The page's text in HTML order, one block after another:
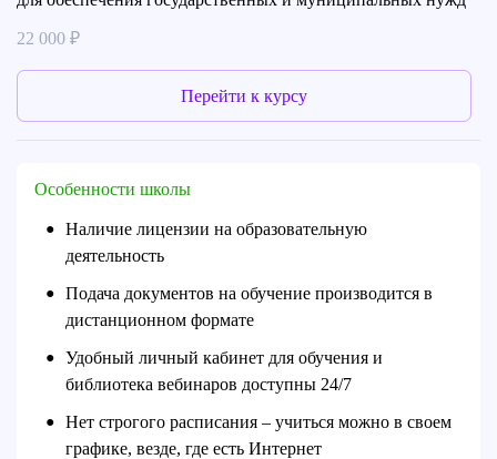
22 000 ₽
Перейти к курсу
Особенности школы
●
Наличие лицензии на образовательную
деятельность
●
Подача документов на обучение производится в
дистанционном формате
●
Удобный личный кабинет для обучения и
библиотека вебинаров доступны 24/7
●
Нет строгого расписания – учиться можно в своем
графике, везде, где есть Интернет